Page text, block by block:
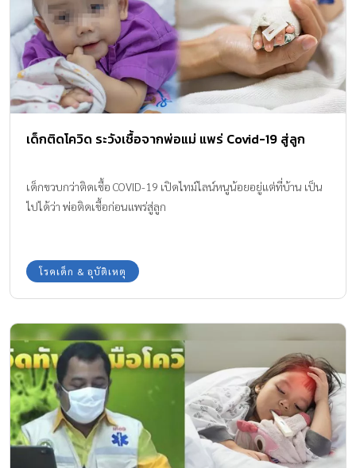
เด็กติดโควิด ระวังเชื้อจากพ่อแม่ แพร่ Covid-19 สู่ลูก
เด็กขวบกว่าติดเชื้อ COVID-19 เปิดไทม์ไลน์หนูน้อยอยู่แต่ที่บ้าน เป็น
ไปได้ว่า พ่อติดเชื้อก่อนแพร่สู่ลูก
โรคเด็ก & อุบัติเหตุ